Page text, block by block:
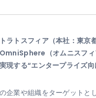
ラトスフィア（本社：東京
（オムニスフ
現する“エンタープライズ
企業や組織をターゲットと